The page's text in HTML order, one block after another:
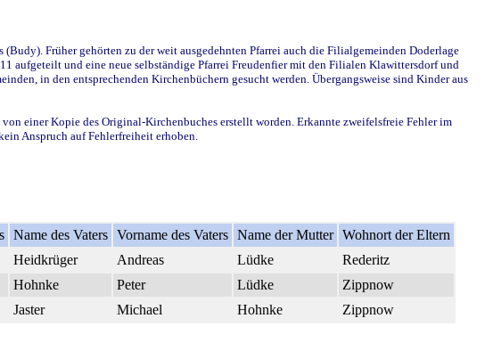
Früher gehörten zu der weit ausgedehnten Pfarrei auch die Filialgemeinden Doderlage
aufgeteilt und eine neue selbständige Pfarrei Freudenfier mit den Filialen Klawittersdorf und
in den entsprechenden Kirchenbüchern gesucht werden. Übergangsweise sind Kinder aus
einer Kopie des Original-Kirchenbuches erstellt worden. Erkannte zweifelsfreie Fehler im
Anspruch auf Fehlerfreiheit erhoben.
Name des Vaters Vorname des Vaters Name der Mutter Wohnort der Eltern
Heidkrüger Andreas Lüdke
Rederitz
Hohnke Peter Lüdke
Zippnow
Jaster Michael Hohnke Zippnow